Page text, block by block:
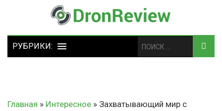
Главная » Интересное » Захватывающий мир с